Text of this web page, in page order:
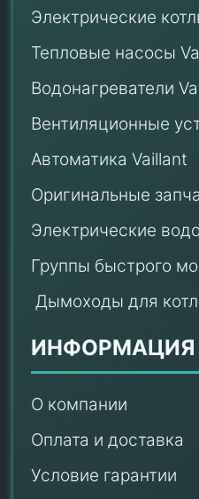
Электрические
Тепловые насосы
Водонагреватели
Вентиляционные
Автоматика Vaillant
Оригинальные
Электрические
Группы быстрого
Дымоходы для
ИНФОРМАЦИЯ
О компании
Оплата и доставка
Условие гарантии